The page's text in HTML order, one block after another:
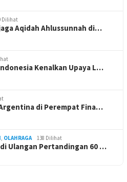
Dilihat
Aqidah Ahlussunnah di…
Kenalkan Upaya L…
di Perempat Fina…
OLAHRAGA 138 Dilihat
Ulangan Pertandingan 60 …